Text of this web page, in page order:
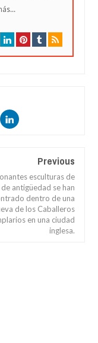
Previous
esculturas de
antigüedad se han
dentro de una
de los Caballeros
en una ciudad
inglesa.